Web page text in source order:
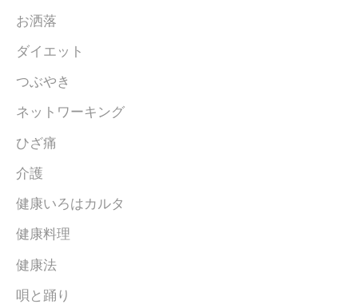
お洒落
ダイエット
つぶやき
ネットワーキング
ひざ痛
介護
健康いろはカルタ
健康料理
健康法
唄と踊り